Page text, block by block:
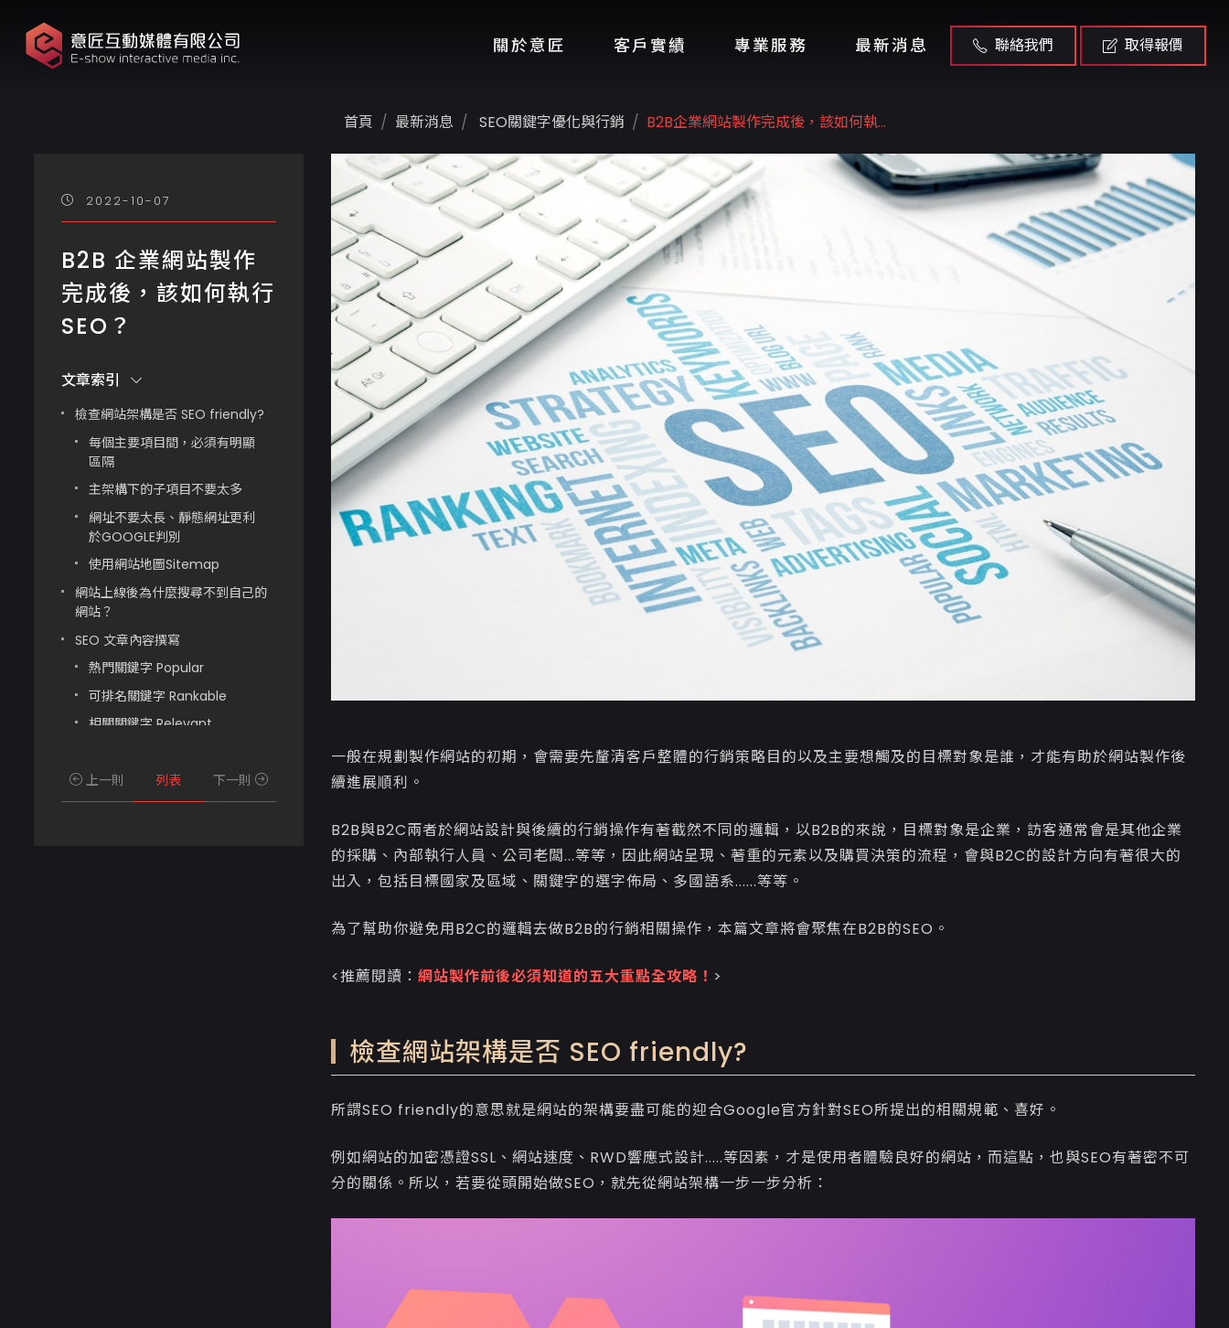
關於意匠 客戶實績 專業服務 最新消息 聯絡我們 取得報價
首頁 最新消息 SEO關鍵字優化與行銷 B2B企業網站製作完成後，該如何執...
2022-10-07
B2B 企業網站製作
完成後，該如何執行
SEO？
文章索引
檢查網站架構是否 SEO friendly?
每個主要項目間，必須有明顯
區隔
主架構下的子項目不要太多
網址不要太長、靜態網址更利
於GOOGLE判別
使用網站地圖Sitemap
網站上線後為什麼搜尋不到自己的
網站？
SEO 文章內容撰寫
熱門關鍵字 Popular
可排名關鍵字 Rankable
相關關鍵字 Relevant
上一則
列表 下一則
一般在規劃製作網站的初期，會需要先釐清客戶整體的行銷策略目的以及主要想觸及的目標對象是誰，才能有助於網站製作後
續進展順利。
B2B與B2C兩者於網站設計與後續的行銷操作有著截然不同的邏輯，以B2B的來說，目標對象是企業，訪客通常會是其他企業
的採購、內部執行人員、公司老闆...等等，因此網站呈現、著重的元素以及購買決策的流程，會與B2C的設計方向有著很大的
出入，包括目標國家及區域、關鍵字的選字佈局、多國語系......等等。
為了幫助你避免用B2C的邏輯去做B2B的行銷相關操作，本篇文章將會聚焦在B2B的SEO。
<推薦閱讀： 網站製作前後必須知道的五大重點全攻略！ >
檢查網站架構是否 SEO friendly?
所謂SEO friendly的意思就是網站的架構要盡可能的迎合Google官方針對SEO所提出的相關規範、喜好。
例如網站的加密憑證SSL、網站速度、RWD響應式設計.....等因素，才是使用者體驗良好的網站，而這點，也與SEO有著密不可
分的關係。所以，若要從頭開始做SEO，就先從網站架構一步一步分析：